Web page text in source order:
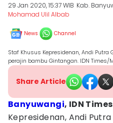
29 Jan 2020, 15:37 WIB Kab.
Mohamad Ulil Albab
News Channel
Staf Khusus Kepresidenan, Andi
perajin bambu Gintangan. IDN Times/
Share Article
Banyuwangi, IDN Times
Kepresidenan, Andi